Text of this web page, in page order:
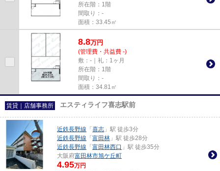
所在階：1階
間取り：-
面積：33.45㎡
8.8万円
(管理費・共益費 -)
敷：-｜礼：1ヶ月
所在階：1階
間取り：-
面積：34.81㎡
賃貸｜店舗事務所 エスティライフ喜志駅前
近鉄長野線 「 喜志 」駅 徒歩3分
近鉄長野線 「 富田林 」駅 徒歩28分
近鉄長野線 「 富田林西口 」駅 徒歩35分
大阪府富田林市旭ケ丘町
4.95万円